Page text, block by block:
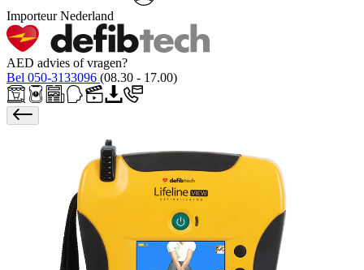
Importeur Nederland
AED advies of vragen?
Bel 050-3133096 (08.30 - 17.00)